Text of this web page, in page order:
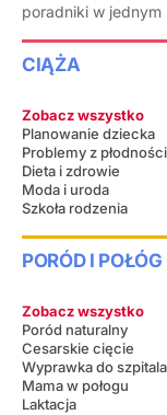
poradniki w jednym
CIĄŻA
Zobacz wszystko
Planowanie dziecka
Problemy z
Dieta i zdrowie
Moda i uroda
Szkoła rodzenia
PORÓD I POŁÓG
Zobacz wszystko
Poród naturalny
Cesarskie cięcie
Wyprawka do szpitala
Mama w połogu
Laktacja